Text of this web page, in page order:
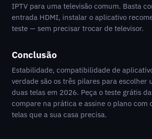
IPTV para uma televisão comum. Basta
entrada HDMI, instalar o aplicativo
teste — sem precisar trocar de televisor.
Conclusão
Estabilidade, compatibilidade de
verdade são os três pilares para escolher
duas telas em 2026. Peça o teste grátis
compare na prática e assine o plano com
telas que a sua casa precisa.